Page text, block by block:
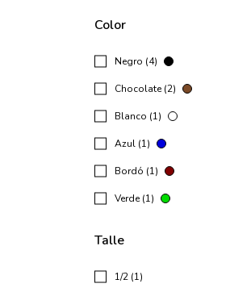
Color
Negro (4)
Chocolate (2)
Blanco (1)
Azul (1)
Bordó (1)
Verde (1)
Talle
1/2 (1)